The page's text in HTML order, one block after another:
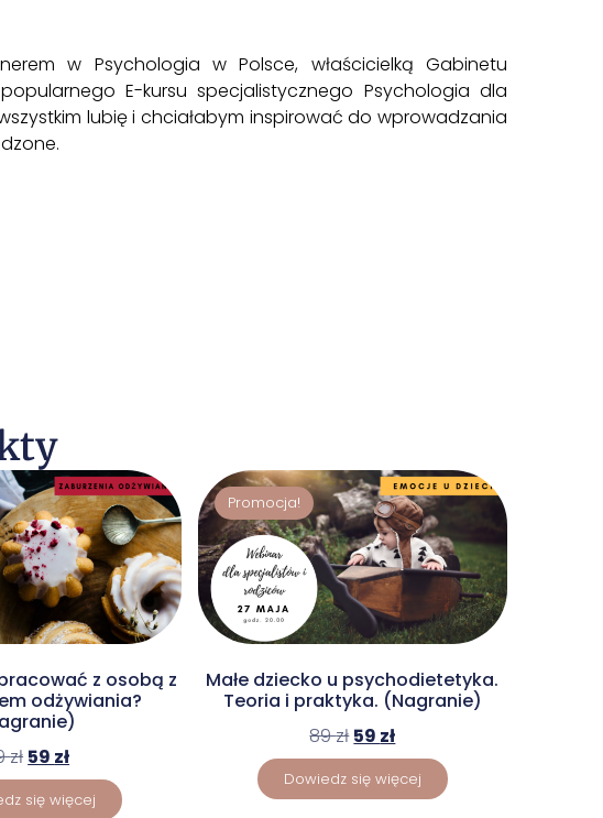
w Psychologia w Polsce, właścicielkąGabinetu
E-kursu specjalistycznego Psychologia dla
lubię i chciałabym inspirować do wprowadzania
z osobą z
odżywiania?
zł 59 zł
się więcej
Promocja!
Małe dziecko u psychodietetyka.
Teoria i praktyka. (Nagranie)
89zł 59 zł
Dowiedz się więcej